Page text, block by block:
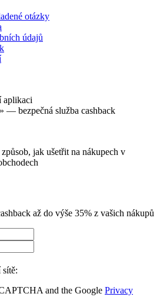
otázky
údajů
aplikaci
— bezpečná služba cashback
jak ušetřit na nákupech v
až do výše 35% z vašich nákupů
sítě:
and the Google Privacy